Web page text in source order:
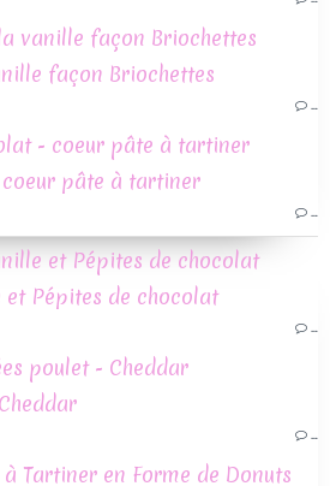
vanille façon Briochettes
…
- coeur pâte à tartiner
…
et Pépites de chocolat
…
poulet - Cheddar
…
Tartiner en Forme de Donuts